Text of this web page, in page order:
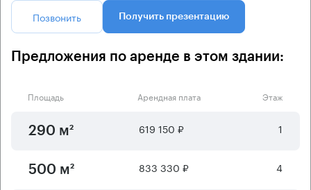
Позвонить Получить презентацию
Предложения по аренде в этом здании:
Площадь Арендная плата Этаж
290 м² 619 150 ₽ 1
500 м² 833 330 ₽ 4